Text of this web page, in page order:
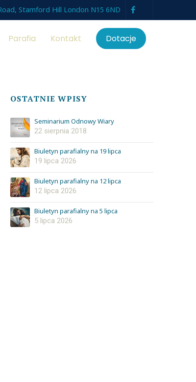
Stamford Hill London N15 6ND
Parafia Kontakt Dotacje
OSTATNIE WPISY
Seminarium Odnowy Wiary
22 sierpnia 2018
Biuletyn parafialny na 19 lipca
19 lipca 2026
Biuletyn parafialny na 12 lipca
12 lipca 2026
Biuletyn parafialny na 5 lipca
5 lipca 2026